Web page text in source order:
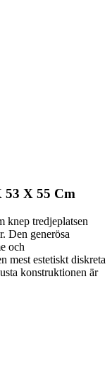
53 X 55 Cm
knep tredjeplatsen
Den generösa
och
mest estetiskt diskreta
konstruktionen är